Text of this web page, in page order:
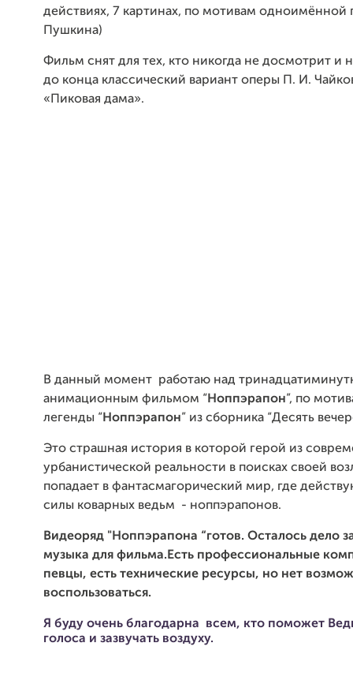
действиях, 7 картинах, по мотивам одноимённой
Пушкина)
Фильм снят для тех, кто никогда не досмотрит и
до конца классический вариант оперы П. И.
«Пиковая дама».
В данный момент работаю над
анимационным фильмом “ Ноппэрапон”, по
легенды “ Ноппэрапон” из сборника “Десять
Это страшная история в которой герой из
урбанистической реальности в поисках своей
попадает в фантасмагорический мир, где
силы коварных ведьм - ноппэрапонов.
Видеоряд "Ноппэрапона “готов. Осталось дело
музыка для фильма.Есть профессиональные
певцы, есть технические ресурсы, но нет
воспользоваться.
Я буду очень благодарна всем, кто поможет
голоса и зазвучать воздуху.